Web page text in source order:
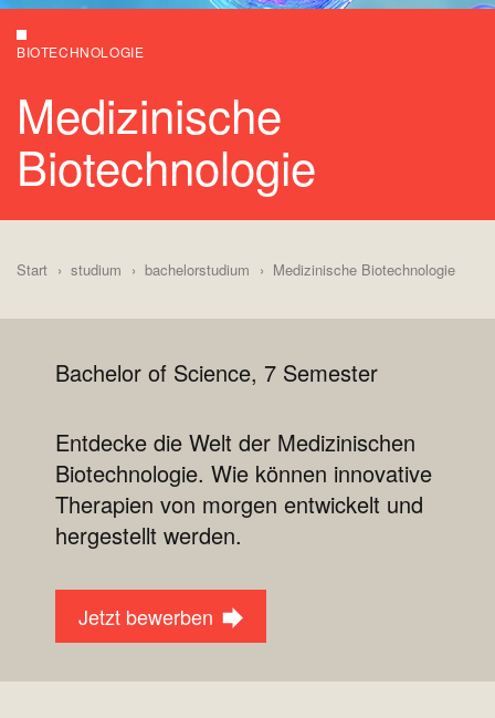
BIOTECHNOLOGIE
Medizinische
Biotechnologie
Start studium bachelorstudium Medizinische Biotechnologie
Bachelor of Science, 7 Semester
Entdecke die Welt der Medizinischen
Biotechnologie. Wie können innovative
Therapien von morgen entwickelt und
hergestellt werden.
Jetzt bewerben